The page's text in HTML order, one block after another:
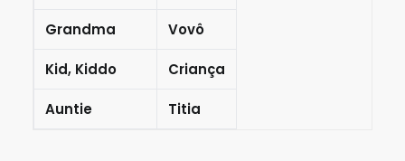
Grandma Vovô
Kid, Kiddo Criança
Auntie Titia